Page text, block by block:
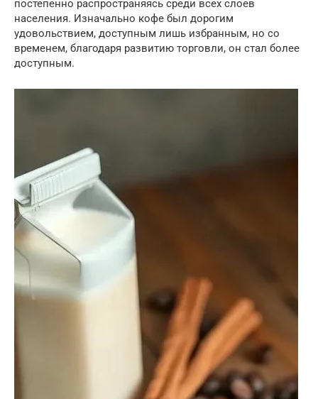
постепенно распространяясь среди всех слоев
населения. Изначально кофе был дорогим
удовольствием, доступным лишь избранным, но со
временем, благодаря развитию торговли, он стал более
доступным.